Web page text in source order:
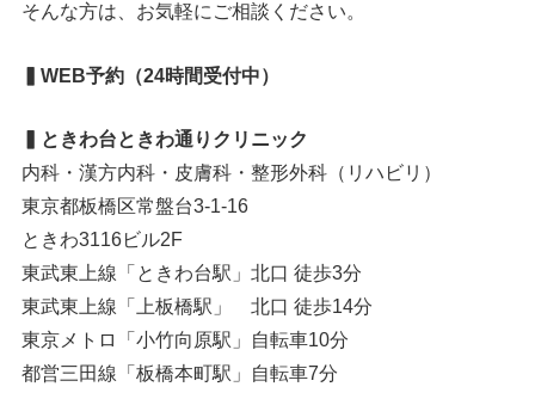
そんな方は、お気軽にご相談ください。
▍WEB予約（24時間受付中）
▍ときわ台ときわ通りクリニック
内科・漢方内科・皮膚科・整形外科（リハビリ）
東京都板橋区常盤台3-1-16
ときわ3116ビル2F
東武東上線「ときわ台駅」北口 徒歩3分
東武東上線「上板橋駅」 北口 徒歩14分
東京メトロ「小竹向原駅」自転車10分
都営三田線「板橋本町駅」自転車7分